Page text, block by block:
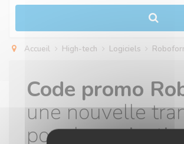
Accueil High-tech Logiciels
Code promo
une nouvelle
pour la